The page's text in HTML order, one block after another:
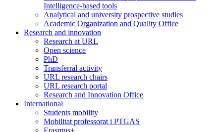
Intelligence-based tools
Analytical and university prospective studies
Academic Organization and Quality Office
Research and innovation
Research at URL
Open science
PhD
Transferral activity
URL research chairs
URL research portal
Research and Innovation Office
International
Students mobility
Mobilitat professorat i PTGAS
Erasmus+